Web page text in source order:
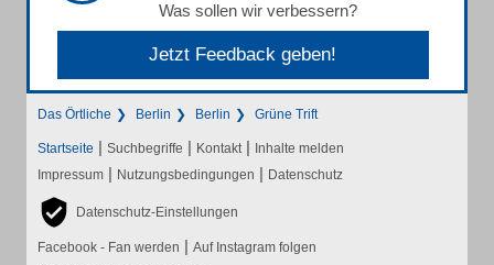
Was sollen wir verbessern?
Jetzt Feedback geben!
Das Örtliche Berlin Berlin Grüne Trift
Startseite | Suchbegriffe | Kontakt | Inhalte melden
Impressum | Nutzungsbedingungen | Datenschutz
Datenschutz-Einstellungen
Facebook - Fan werden | Auf Instagram folgen